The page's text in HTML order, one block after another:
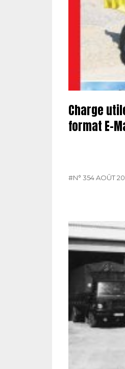
Charge
format E-
#N° 354 AOÛT